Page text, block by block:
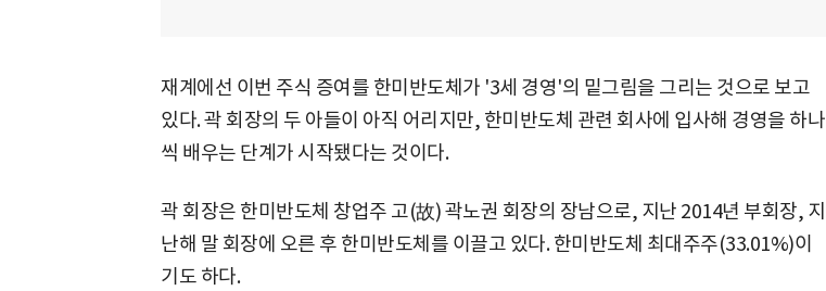
재계에선 이번 주식 증여를 한미반도체가 '3세 경영'의 밑그림을 그리는 것으로 보고
있다. 곽 회장의 두 아들이 아직 어리지만, 한미반도체 관련 회사에 입사해 경영을 하나
씩 배우는 단계가 시작됐다는 것이다.
곽 회장은 한미반도체 창업주 고(故) 곽노권 회장의 장남으로, 지난 2014년 부회장, 지
난해 말 회장에 오른 후 한미반도체를 이끌고 있다. 한미반도체 최대주주(33.01%)이
기도 하다.